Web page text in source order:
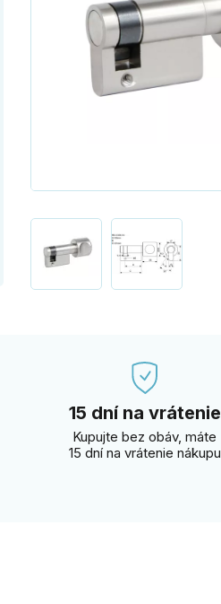
15 dní na vrátenie
Kupujte bez obáv, máte
15 dní na vrátenie nákupu